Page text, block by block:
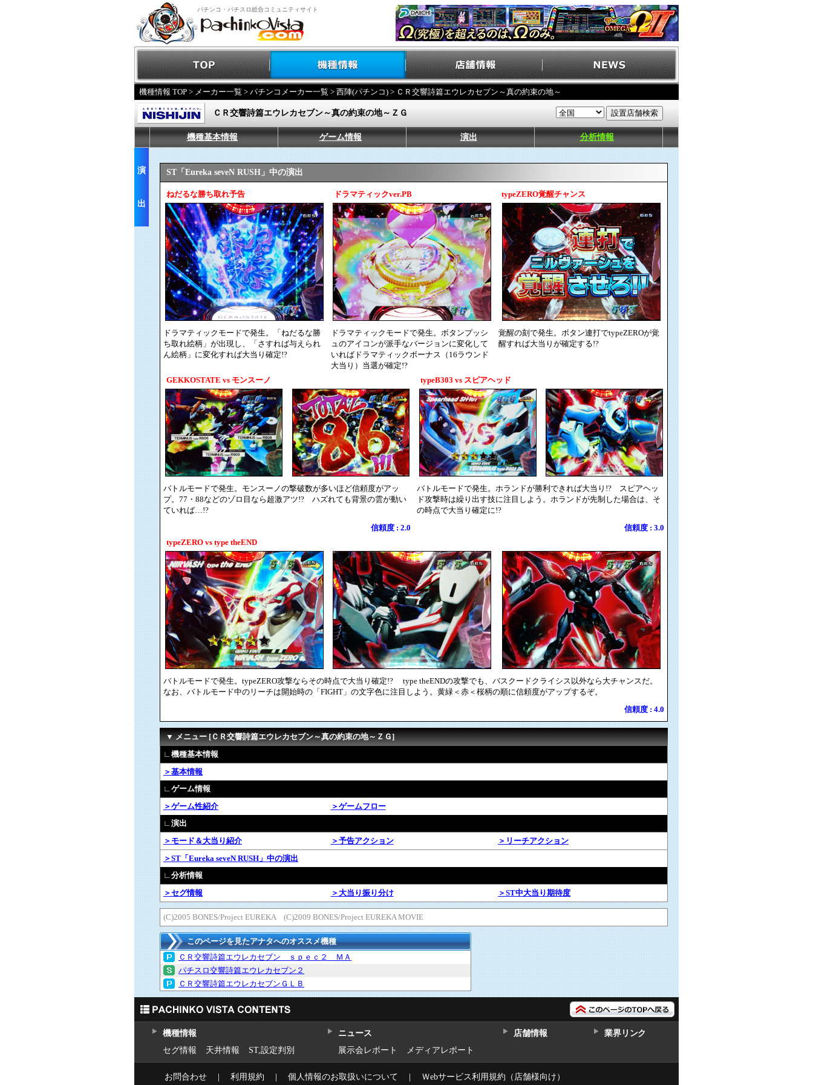
パチンコ・パチスロ総合コミュニティサイト
機種情報 TOP > メーカー一覧 > パチンコメーカー一覧 > 西陣(パチンコ) > ＣＲ交響詩篇エウレカセブン～真の約束の地～
ＣＲ交響詩篇エウレカセブン～真の約束の地～ＺＧ
機種基本情報 ゲーム情報 演出 分析情報
演
出
ST「Eureka seveN RUSH」中の演出
ねだるな勝ち取れ予告 ドラマティックver.PB typeZERO覚醒チャンス
ドラマティックモードで発生。「ねだるな勝
ち取れ絵柄」が出現し、「さすれば与えられ
ん絵柄」に変化すれば大当り確定!?
ドラマティックモードで発生。ボタンプッシ
ュのアイコンが派手なバージョンに変化して
いればドラマティックボーナス（16ラウンド
大当り）当選が確定!?
覚醒の刻で発生。ボタン連打でtypeZEROが覚
醒すれば大当りが確定する!?
GEKKOSTATE vs モンスーノ typeB303 vs スピアヘッド
バトルモードで発生。モンスーノの撃破数が多いほど信頼度がアッ
プ。77・88などのゾロ目なら超激アツ!? ハズれても背景の雲が動い
ていれば…!?
信頼度 : 2.0
バトルモードで発生。ホランドが勝利できれば大当り!? スピアヘッ
ド攻撃時は繰り出す技に注目しよう。ホランドが先制した場合は、そ
の時点で大当り確定に!?
信頼度 : 3.0
typeZERO vs type theEND
バトルモードで発生。typeZERO攻撃ならその時点で大当り確定!? type theENDの攻撃でも、バスクードクライシス以外なら大チャンスだ。
なお、バトルモード中のリーチは開始時の「FIGHT」の文字色に注目しよう。黄緑＜赤＜桜柄の順に信頼度がアップするぞ。
信頼度 : 4.0
▼ メニュー [ＣＲ交響詩篇エウレカセブン～真の約束の地～ＺＧ]
∟機種基本情報
＞基本情報
∟ゲーム情報
＞ゲーム性紹介
＞ゲームフロー
∟演出
＞モード＆大当り紹介
＞予告アクション
＞リーチアクション
＞ST「Eureka seveN RUSH」中の演出
∟分析情報
＞セグ情報
＞大当り振り分け ＞ST中大当り期待度
(C)2005 BONES/Project EUREKA (C)2009 BONES/Project EUREKA MOVIE
このページを見たアナタへのオススメ機種
ＣＲ交響詩篇エウレカセブン ｓｐｅｃ２ ＭＡ
パチスロ交響詩篇エウレカセブン２
ＣＲ交響詩篇エウレカセブンＧＬＢ
機種情報
セグ情報
天井情報 ST,設定判別
ニュース
展示会レポート
メディアレポート
店舗情報 業界リンク
お問合わせ ｜ 利用規約 ｜ 個人情報のお取扱いについて ｜ Ｗebサービス利用規約（店舗様向け）